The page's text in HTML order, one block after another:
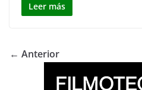
Leer más
← Anterior